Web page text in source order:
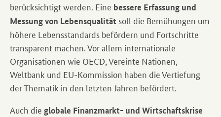
berücksichtigt werden. Eine bessere Erfassung und
Messung von Lebensqualität soll die Bemühungen um
höhere Lebensstandards befördern und Fortschritte
transparent machen. Vor allem internationale
Organisationen wie OECD, Vereinte Nationen,
Weltbank und EU-Kommission haben die Vertiefung
der Thematik in den letzten Jahren befördert.
Auch die globale Finanzmarkt- und Wirtschaftskrise